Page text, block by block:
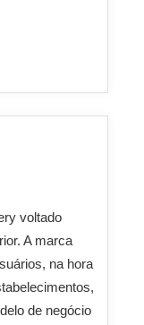
voltado
A marca
na hora
de negócio